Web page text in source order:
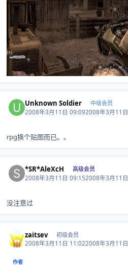
Unknown Soldier 中级会员
2008年3月11日 09:092008年3月11日
rpg换个贴图而已。。
*SR*AleXcH 高级会员
2008年3月11日 09:152008年3月11日
没注意过
zaitsev 初级会员
2008年3月11日 11:022008年3月11日
作者